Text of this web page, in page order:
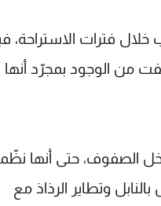
فترات الاستراحة،
من الوجود بمجرّد أنها
داخل الصفوف، حتى أنها
وتطاير الرذاذ مع